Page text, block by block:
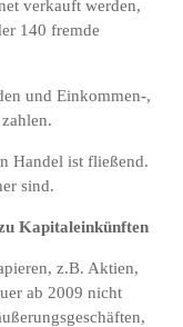
verkauft werden,
140 fremde
und Einkommen-,
Handel ist fließend.
sind.
Kapitaleinkünften
z.B. Aktien,
ab 2009 nicht